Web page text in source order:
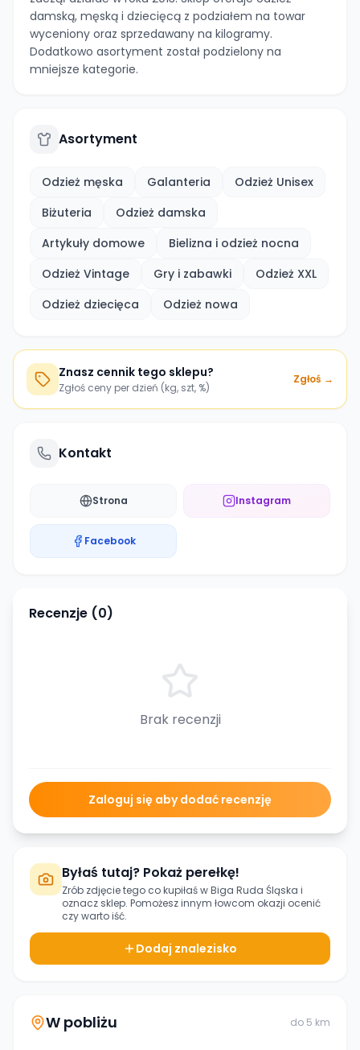
damską, męską i dziecięcą z podziałem na towar
wyceniony oraz sprzedawany na kilogramy.
Dodatkowo asortyment został podzielony na
mniejsze kategorie.
Asortyment
Odzież męska Galanteria
Odzież Unisex
Biżuteria
Odzież damska
Artykuły domowe
Bielizna i odzież nocna
Odzież Vintage
Gry i zabawki
Odzież XXL
Odzież dziecięca
Odzież nowa
Znasz cennik tego sklepu?
Zgłoś ceny per dzień (kg, szt, %)
Zgłoś →
Kontakt
Strona Instagram
Facebook
Recenzje (0)
Brak recenzji
Zaloguj się aby dodać recenzję
Byłaś tutaj? Pokaż perełkę!
Zrób zdjęcie tego co kupiłaś wBiga Ruda Śląska i
oznacz sklep. Pomożesz innym łowcom okazji ocenić
czy warto iść.
Dodaj znalezisko
W pobliżu do 5 km